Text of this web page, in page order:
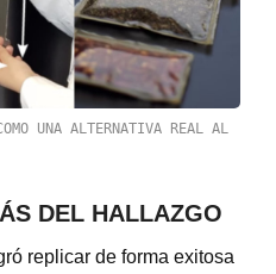
UNA ALTERNATIVA REAL AL
DEL HALLAZGO
replicar de forma exitosa